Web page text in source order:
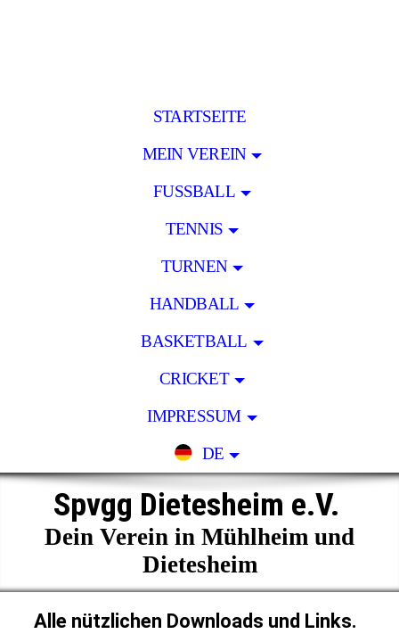
STARTSEITE
MEIN VEREIN
FUSSBALL
TENNIS
TURNEN
HANDBALL
BASKETBALL
CRICKET
IMPRESSUM
DE
Spvgg Dietesheim e.V.
Dein Verein in Mühlheim und
Dietesheim
Alle nützlichen Downloads und Links.